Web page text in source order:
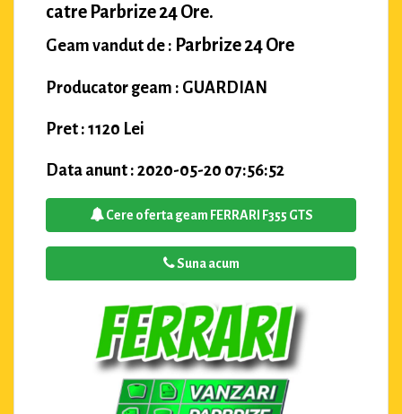
catre Parbrize 24 Ore.
Geam vandut de : Parbrize 24 Ore
Producator geam : GUARDIAN
Pret : 1120 Lei
Data anunt : 2020-05-20 07:56:52
Cere oferta geam FERRARI F355 GTS
Suna acum